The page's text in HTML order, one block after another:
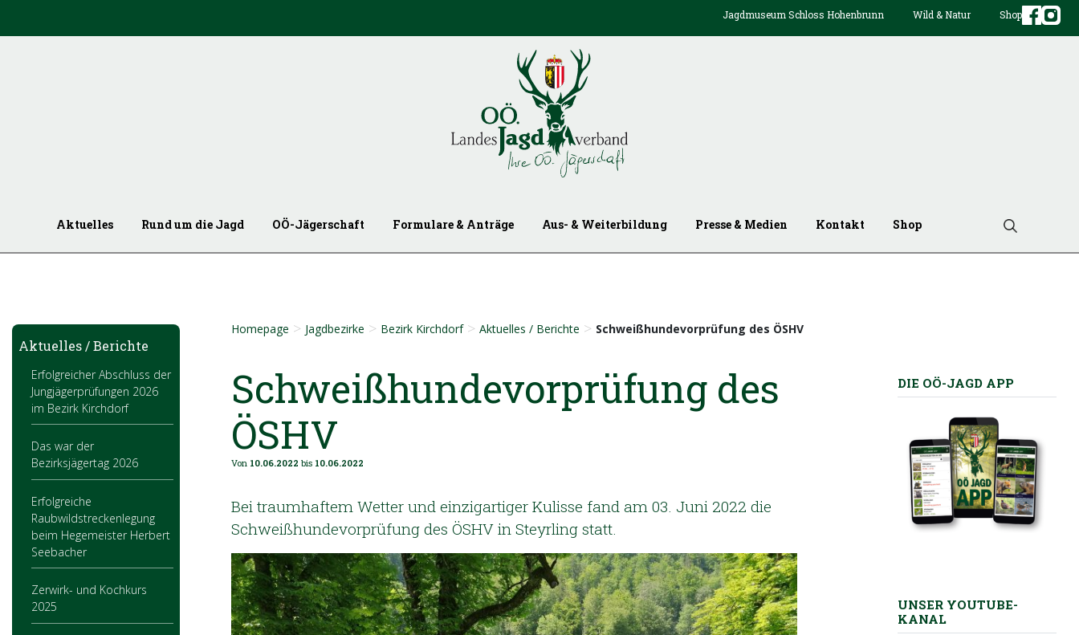
Jagdmuseum Schloss Hohenbrunn Wild & Natur Shop
Aktuelles Rund um die Jagd OÖ-Jägerschaft Formulare & Anträge Aus- & Weiterbildung Presse & Medien Kontakt Shop
Aktuelles / Berichte
Erfolgreicher Abschluss der
Jungjägerprüfungen 2026
im Bezirk Kirchdorf
Das war der
Bezirksjägertag 2026
Erfolgreiche
Raubwildstreckenlegung
beim Hegemeister Herbert
Seebacher
Zerwirk- und Kochkurs
2025
Homepage > Jagdbezirke > Bezirk Kirchdorf > Aktuelles / Berichte > Schweißhundevorprüfung des ÖSHV
Schweißhundevorprüfung des
ÖSHV
Von 10.06.2022 bis 10.06.2022
Bei traumhaftem Wetter und einzigartiger Kulisse fand am 03. Juni 2022 die
Schweißhundevorprüfung des ÖSHV in Steyrling statt.
DIE OÖ-JAGD APP
UNSER YOUTUBE-
KANAL